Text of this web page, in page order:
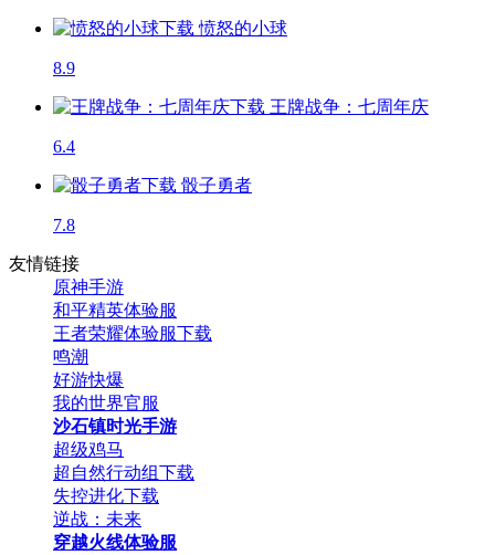
愤怒的小球
8.9
王牌战争：七周年庆
6.4
骰子勇者
7.8
友情链接
原神手游
和平精英体验服
王者荣耀体验服下载
鸣潮
好游快爆
我的世界官服
沙石镇时光手游
超级鸡马
超自然行动组下载
失控进化下载
逆战：未来
穿越火线体验服